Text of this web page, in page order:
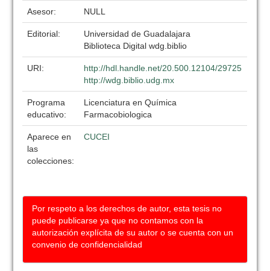
Asesor: NULL
Editorial:
Universidad de Guadalajara
Biblioteca Digital wdg.biblio
URI:
http://hdl.handle.net/20.500.12104/29725
http://wdg.biblio.udg.mx
Programa
educativo:
Licenciatura en Química
Farmacobiologica
Aparece en
las
colecciones:
CUCEI
Por respeto a los derechos de autor, esta tesis no
puede publicarse ya que no contamos con la
autorización explícita de su autor o se cuenta con un
convenio de confidencialidad